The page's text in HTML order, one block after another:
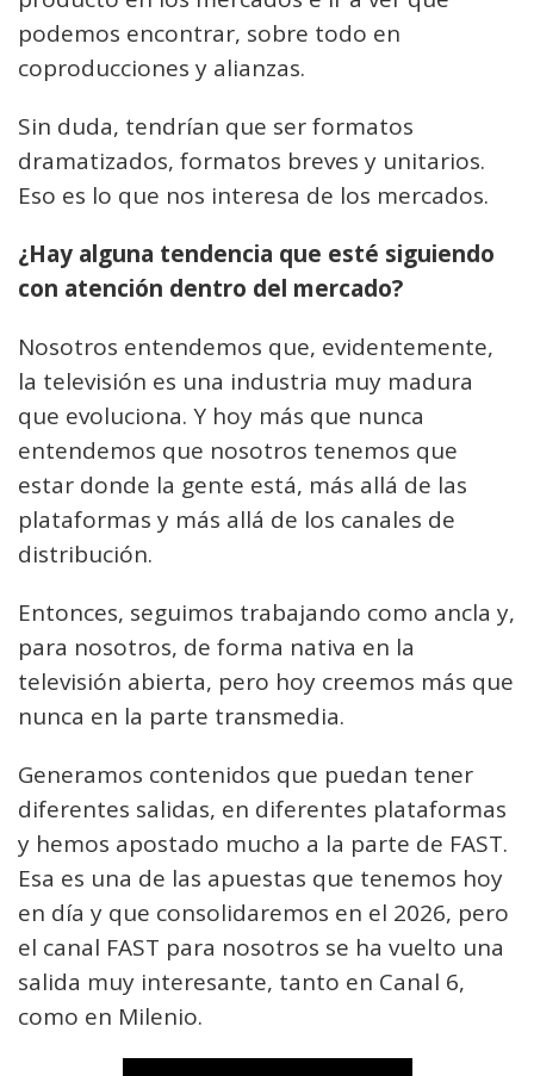
podemos encontrar, sobre todo en
coproducciones y alianzas.
Sin duda, tendrían que ser formatos
dramatizados, formatos breves y unitarios.
Eso es lo que nos interesa de los mercados.
¿Hay alguna tendencia que esté siguiendo
con atención dentro del mercado?
Nosotros entendemos que, evidentemente,
la televisión es una industria muy madura
que evoluciona. Y hoy más que nunca
entendemos que nosotros tenemos que
estar donde la gente está, más allá de las
plataformas y más allá de los canales de
distribución.
Entonces, seguimos trabajando como ancla y,
para nosotros, de forma nativa en la
televisión abierta, pero hoy creemos más que
nunca en la parte transmedia.
Generamos contenidos que puedan tener
diferentes salidas, en diferentes plataformas
y hemos apostado mucho a la parte de FAST.
Esa es una de las apuestas que tenemos hoy
en día y que consolidaremos en el 2026, pero
el canal FAST para nosotros se ha vuelto una
salida muy interesante, tanto en Canal 6,
como en Milenio.